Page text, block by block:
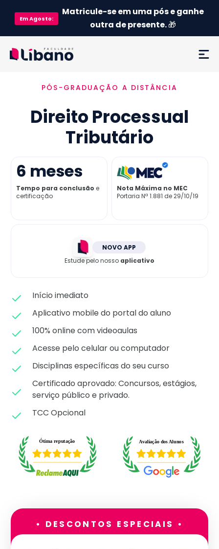
EmAgosto:
Matricule-se em uma pós e ganhe
outra de presente.🎁
Ementa
Como funciona
Credenciamento MEC
Preço
Já sou aluno
PÓS-GRADUAÇÃO A DISTÂNCIA
Direito Processual
Tributário
6 meses
Tempo para conclusão e
certificação
Nota Máxima no MEC
Portaria Nª 1.881 de 29/10/19
NOVO APP
Estude pelo nosso aplicativo
Início imediato
Aplicativo mobile do portal do aluno
100% online com videoaulas
Acesse pelo celular ou computador
Disciplinas específicas do seu curso
Certificado aprovado: Concursos, estágios,
serviço público e privado.
TCC Opcional
• DESCONTOS ESPECIAIS •